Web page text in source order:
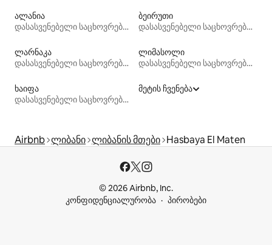
ალანია
დასასვენებელი საცხოვრებლები
ბეირუთი
დასასვენებელი საცხოვრებლები
ლარნაკა
დასასვენებელი საცხოვრებლები
ლიმასოლი
დასასვენებელი საცხოვრებლები
ხაიფა
დასასვენებელი საცხოვრებლები
მეტის ჩვენება
Airbnb ლიბანი ლიბანის მთები Hasbaya El Maten
© 2026 Airbnb, Inc.
კონფიდენციალურობა
პირობები